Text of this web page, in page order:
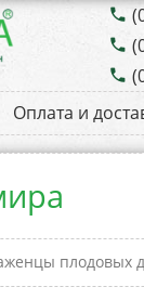
phone
phone
phone
Оплата и
плодовых